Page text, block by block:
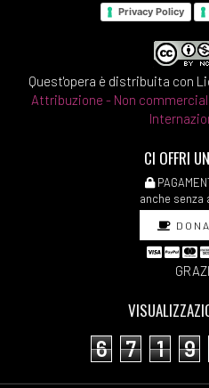
Privacy Policy
Quest'opera è distribuita con
Attribuzione - Non
CI OFFRI
anche senza
6 7 1 9